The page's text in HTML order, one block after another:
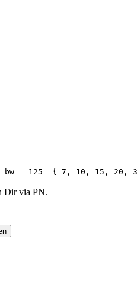
= 125 { 7, 10, 15,
Dir via PN.